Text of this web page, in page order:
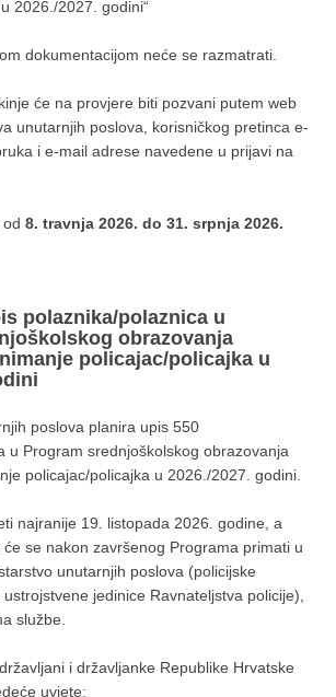
2026./2027. godini“
dokumentacijom neće se razmatrati.
će na provjere biti pozvani putem web
unutarnjih poslova, korisničkog pretinca e-
i e-mail adrese navedene u prijavi na
8. travnja 2026. do 31. srpnja 2026.
polaznika/polaznica u
obrazovanja
policajac/policajka u
poslova planira upis 550
u Program srednjoškolskog obrazovanja
policajac/policajka u 2026./2027. godini.
najranije 19. listopada 2026. godine, a
se nakon završenog Programa primati u
unutarnjih poslova (policijske
jedinice Ravnateljstva policije),
službe.
i državljanke Republike Hrvatske
uvjete: